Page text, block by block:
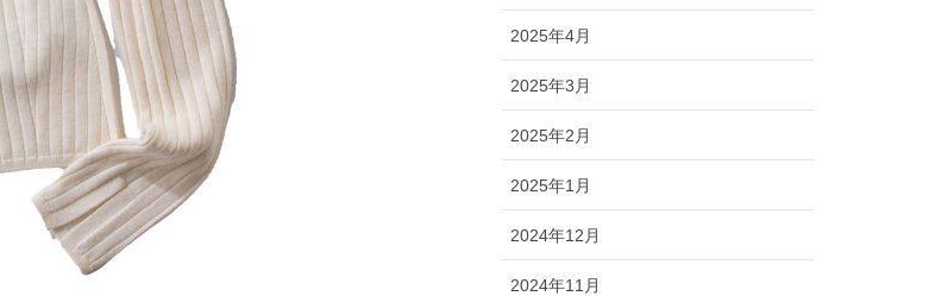
2025年4月
2025年3月
2025年2月
2025年1月
2024年12月
2024年11月